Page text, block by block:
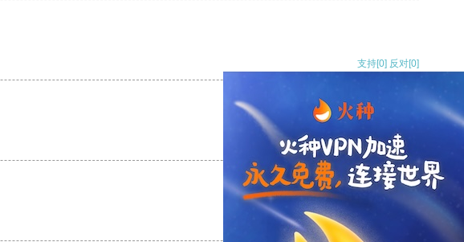
支持[0] 反对[0]
支持[0] 反对
支持